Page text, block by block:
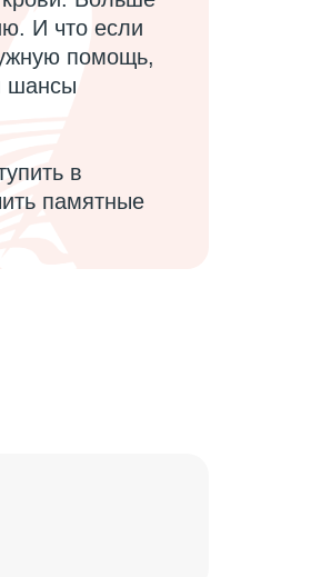
И что если
помощь,
шансы
в
памятные